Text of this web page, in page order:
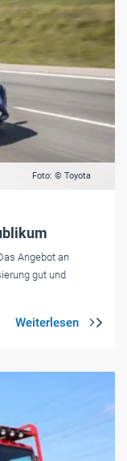
Foto: © Toyota
Angebot an
gut und